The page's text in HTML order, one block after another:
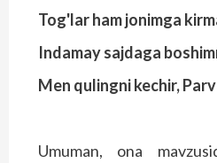
Tog'lar ham jonimga
Indamay sajdaga
Men qulingni kechir,
Umuman, ona